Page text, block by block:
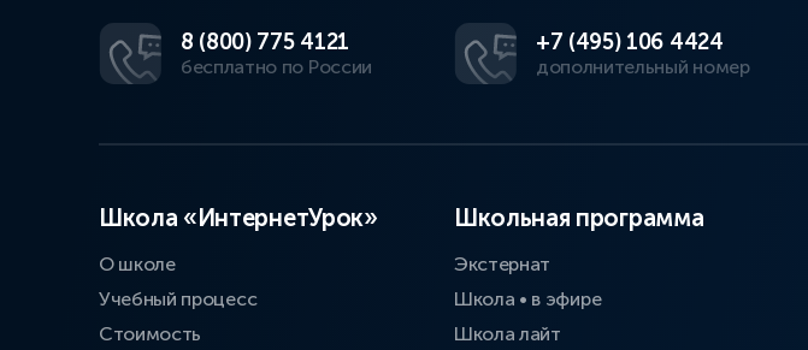
8 (800) 775 4121
бесплатно по России
+7 (495) 106 4424
дополнительный номер
Школа «ИнтернетУрок»
О школе
Учебный процесс
Стоимость
Школьная программа
Экстернат
Школа • в эфире
Школа лайт